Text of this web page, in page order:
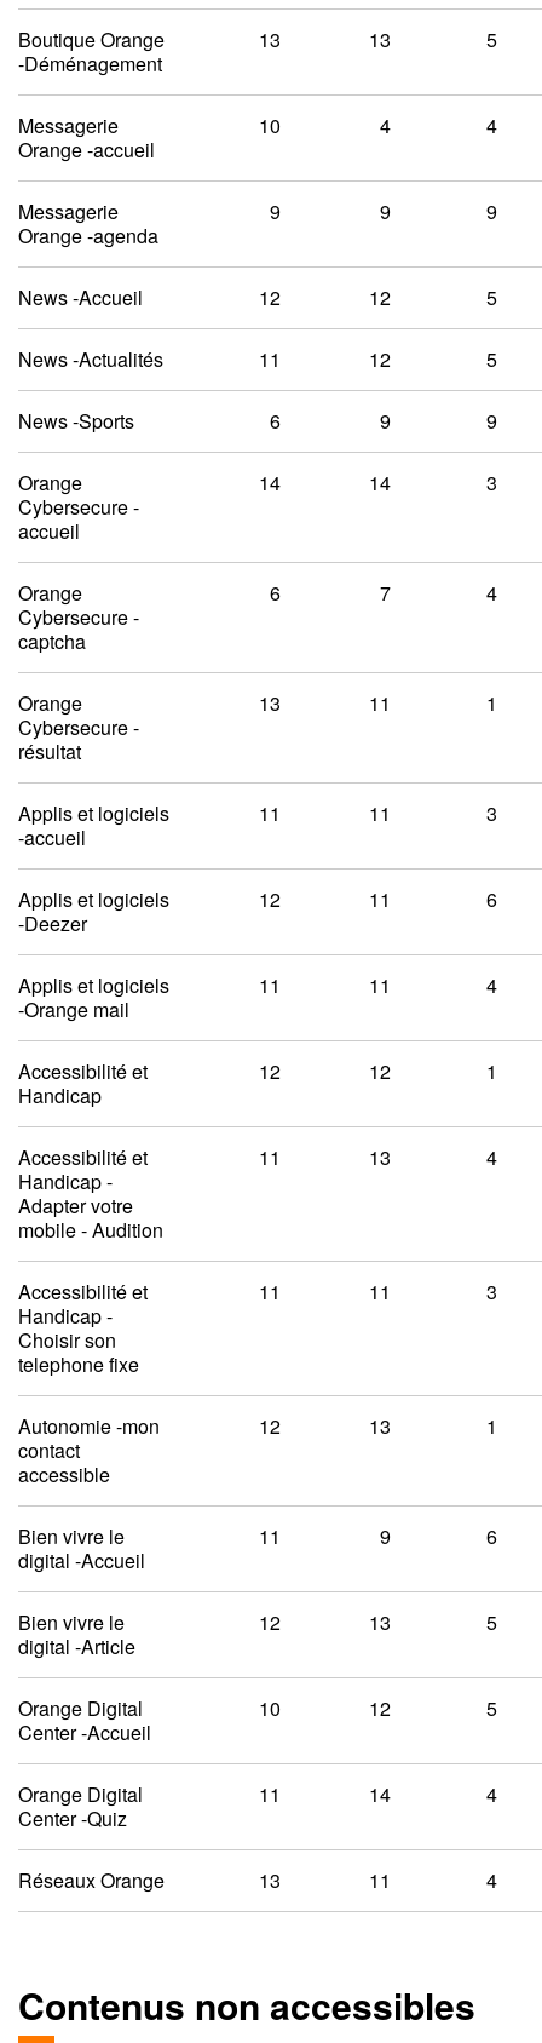
Boutique Orange
-Déménagement
13 13 5
Messagerie
Orange -accueil
10 4 4
Messagerie
Orange -agenda
9 9 9
News -Accueil 12 12 5
News -Actualités 11 12 5
News -Sports 6 9 9
Orange
Cybersecure -
accueil
14 14 3
Orange
Cybersecure -
captcha
6 7 4
Orange
Cybersecure -
résultat
13 11 1
Applis et logiciels
-accueil
11 11 3
Applis et logiciels
-Deezer
12 11 6
Applis et logiciels
-Orange mail
11 11 4
Accessibilité et
Handicap
12 12 1
Accessibilité et
Handicap -
Adapter votre
mobile - Audition
11 13 4
Accessibilité et
Handicap -
Choisir son
telephone fixe
11 11 3
Autonomie -mon
contact
accessible
12 13 1
Bien vivre le
digital -Accueil
11 9 6
Bien vivre le
digital -Article
12 13 5
Orange Digital
Center -Accueil
10 12 5
Orange Digital
Center -Quiz
11 14 4
Réseaux Orange 13 11 4
Contenus non accessibles